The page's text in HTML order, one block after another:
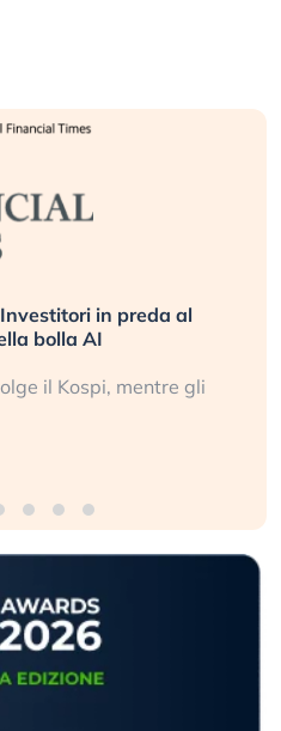
in preda al
bolla AI
il Kospi, mentre gli